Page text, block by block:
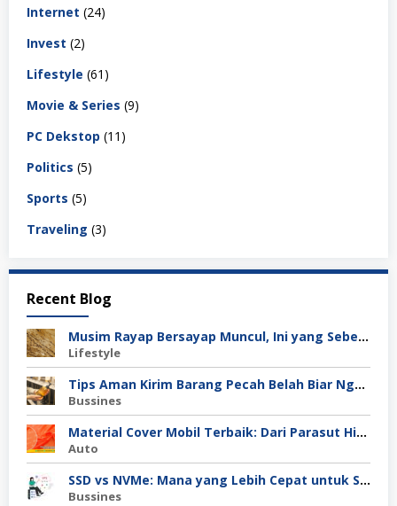
Internet (24)
Invest (2)
Lifestyle (61)
Movie & Series (9)
PC Dekstop (11)
Politics (5)
Sports (5)
Traveling (3)
Recent Blog
Musim Rayap Bersayap Muncul, Ini yang Sebenarnya Terjadi
Lifestyle
Tips Aman Kirim Barang Pecah Belah Biar Nggak Retak di Perjalanan
Bussines
Material Cover Mobil Terbaik: Dari Parasut Hingga Polyester, Mana Pilihan Tepat untuk Kamu?
Auto
SSD vs NVMe: Mana yang Lebih Cepat untuk Server Anda?
Bussines